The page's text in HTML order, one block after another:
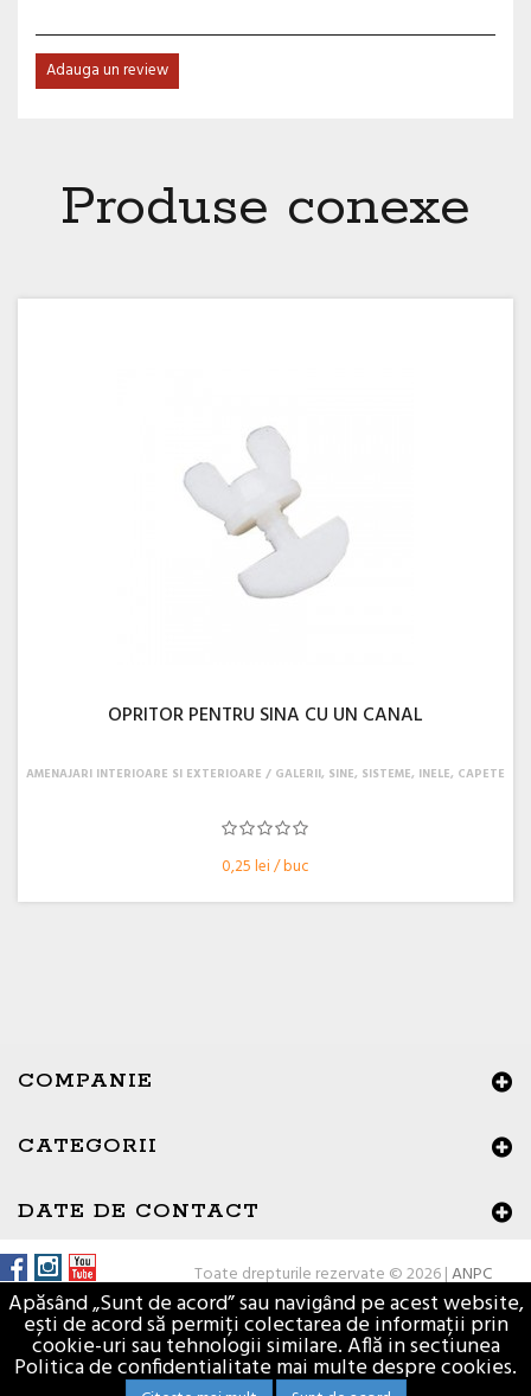
Adauga un review
Produse conexe
OPRITOR PENTRU SINA CU UN CANAL
0,25 lei / buc
AMENAJARI INTERIOARE SI EXTERIOARE GALERII, SINE, SISTEME, INELE, CAPETE
COMPANIE
CATEGORII
DATE DE CONTACT
Toate drepturile rezervate © 2026 |ANPC
Apăsând „Sunt de acord” sau navigând pe acest website,
ești de acord să permiți colectarea de informații prin
cookie-uri sau tehnologii similare. Află in sectiunea
Politica de confidentialitate mai multe despre cookies.